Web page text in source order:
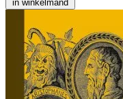
in winkelmand